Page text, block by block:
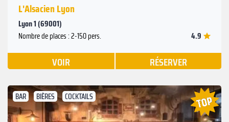
L'Alsacien Lyon
Lyon 1 (69001)
Nombre de places : 2-150 pers. 4.9
VOIR RÉSERVER
BAR BIÈRES COCKTAILS